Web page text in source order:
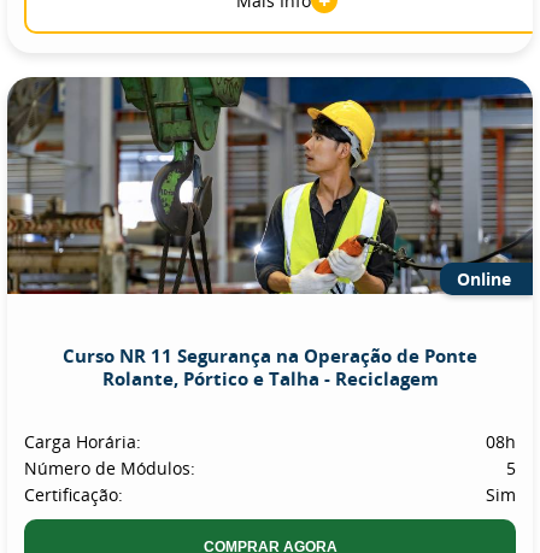
Online
Curso NR 11 Segurança na Operação de Ponte
Rolante, Pórtico e Talha - Reciclagem
Carga Horária:
08h
Número de Módulos:
5
Certificação:
Sim
COMPRAR AGORA